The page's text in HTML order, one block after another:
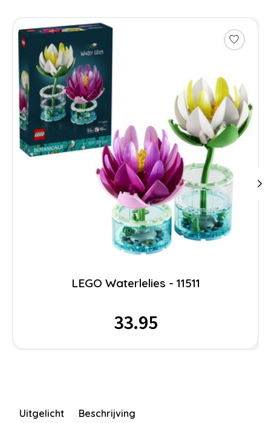
Items van productcarrousel
LEGO Waterlelies - 11511
33.95
Uitgelicht Beschrijving